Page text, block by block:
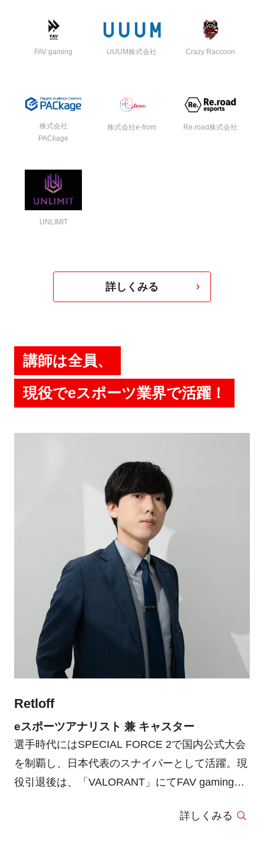
FAV gaming UUUM株式会社 Crazy Raccoon
株式会社
PACkage
株式会社e-from Re.road株式会社
UNLIMIT
詳しくみる
講師は全員、
現役でeスポーツ業界で活躍！
Retloff
eスポーツアナリスト 兼 キャスター
選手時代にはSPECIAL FORCE 2で国内公式大会
を制覇し、日本代表のスナイパーとして活躍。現
役引退後は、「VALORANT」にてFAV gamingの
の実績を持つ。現在は「VALORANT」の日本公
詳しくみる